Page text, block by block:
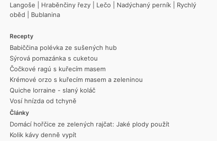
Langoše
Hraběnčiny řezy Lečo Nadýchaný perník
Rychlý
oběd
Bublanina
Recepty
Babiččina polévka ze sušených hub
Sýrová pomazánka s cuketou
Čočkové ragú s kuřecím masem
Krémové orzo s kuřecím masem a zeleninou
Quiche lorraine - slaný koláč
Vosí hnízda od tchyně
Články
Domácí hořčice ze zelených rajčat: Jaké plody použít
Kolik kávy denně vypít